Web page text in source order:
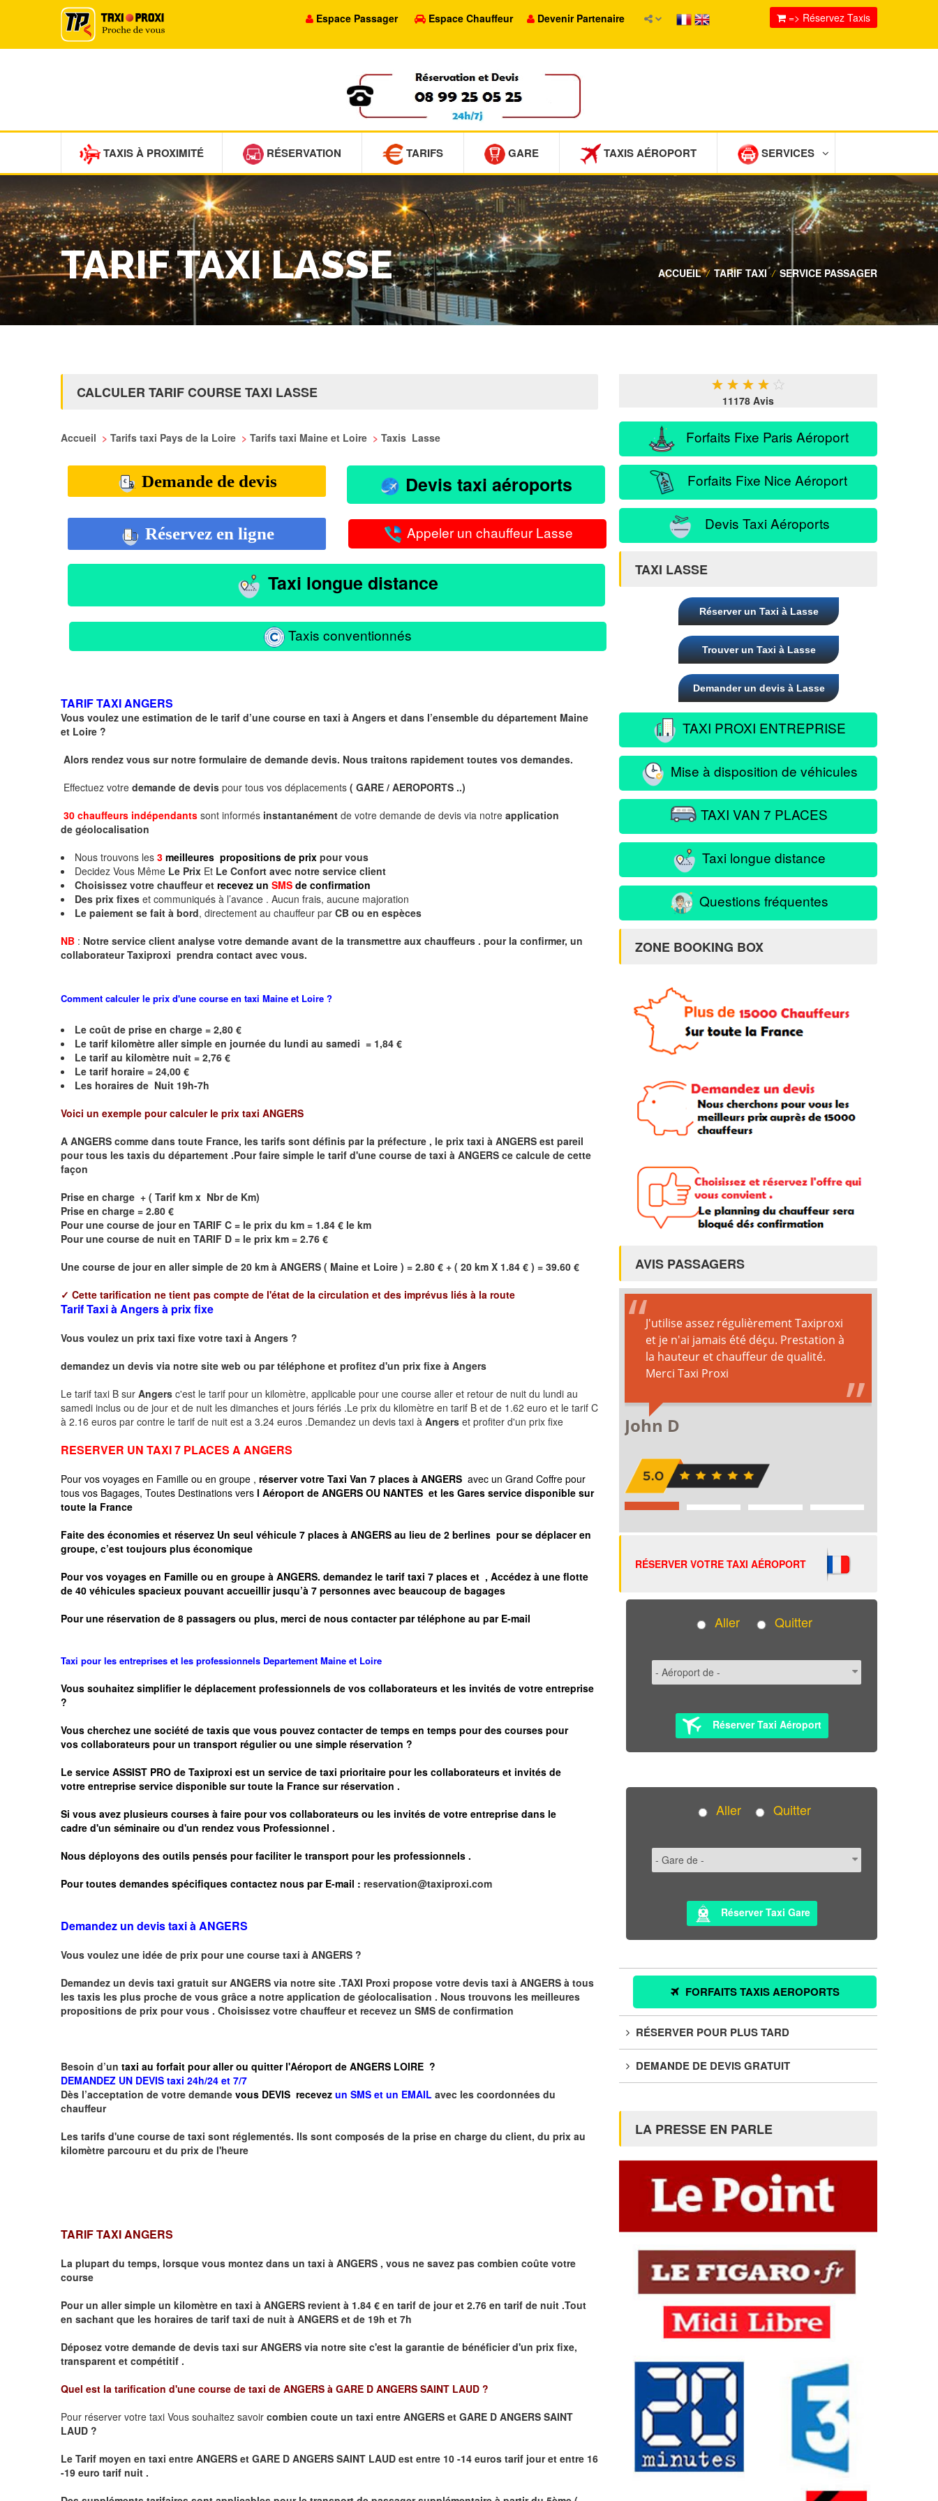
Espace Passager Espace Chauffeur Devenir Partenaire => Réservez Taxis
TAXIS À PROXIMITÉ RÉSERVATION TARIFS GARE TAXIS AÉROPORT SERVICES
TARIF TAXI LASSE ACCUEIL / TARIF TAXI / SERVICE PASSAGER
CALCULER TARIF COURSE TAXI LASSE
Accueil > Tarifs taxi Pays de la Loire > Tarifs taxi Maine et Loire > Taxis Lasse
Demande de devis Devis taxi aéroports
Réservez en ligne Appeler un chauffeur Lasse
Taxi longue distance
Taxis conventionnés
TARIF TAXI ANGERS
Vous voulez une estimation de le tarif d’une course en taxi à Angers et dans l’ensemble du département Maine
et Loire ?
Alors rendez vous sur notre formulaire de demande devis. Nous traitons rapidement toutes vos demandes.
Effectuez votre demande de devis pour tous vos déplacements ( GARE / AEROPORTS ..)
30 chauffeurs indépendants sont informés instantanément de votre demande de devis via notre application
de géolocalisation
Nous trouvons les 3 meilleures propositions de prix pour vous
Decidez Vous Même Le Prix Et Le Confort avec notre service client
Choisissez votre chauffeur et recevez un SMS de confirmation
Des prix fixes et communiqués à l’avance . Aucun frais, aucune majoration
Le paiement se fait à bord, directement au chauffeur par CB ou en espèces
NB : Notre service client analyse votre demande avant de la transmettre aux chauffeurs . pour la confirmer, un
collaborateur Taxiproxi prendra contact avec vous.
Comment calculer le prix d'une course en taxi Maine et Loire ?
Le coût de prise en charge = 2,80 €
Le tarif kilomètre aller simple en journée du lundi au samedi = 1,84 €
Le tarif au kilomètre nuit = 2,76 €
Le tarif horaire = 24,00 €
Les horaires de Nuit 19h-7h
Voici un exemple pour calculer le prix taxi ANGERS
A ANGERS comme dans toute France, les tarifs sont définis par la préfecture , le prix taxi à ANGERS est pareil
pour tous les taxis du département .Pour faire simple le tarif d'une course de taxi à ANGERS ce calcule de cette
façon
Prise en charge + ( Tarif km x Nbr de Km)
Prise en charge = 2.80 €
Pour une course de jour en TARIF C = le prix du km = 1.84 € le km
Pour une course de nuit en TARIF D = le prix km = 2.76 €
Une course de jour en aller simple de 20 km à ANGERS ( Maine et Loire ) = 2.80 € + ( 20 km X 1.84 € ) = 39.60 €
✓ Cette tarification ne tient pas compte de l'état de la circulation et des imprévus liés à la route
Tarif Taxi à Angers à prix fixe
Vous voulez un prix taxi fixe votre taxi à Angers ?
demandez un devis via notre site web ou par téléphone et profitez d'un prix fixe à Angers
Le tarif taxi B sur Angers c'est le tarif pour un kilomètre, applicable pour une course aller et retour de nuit du lundi au
samedi inclus ou de jour et de nuit les dimanches et jours fériés .Le prix du kilomètre en tarif B et de 1.62 euro et le tarif C
à 2.16 euros par contre le tarif de nuit est a 3.24 euros .Demandez un devis taxi à Angers et profiter d'un prix fixe
RESERVER UN TAXI 7 PLACES A ANGERS
Pour vos voyages en Famille ou en groupe , réserver votre Taxi Van 7 places à ANGERS avec un Grand Coffre pour
tous vos Bagages, Toutes Destinations vers l Aéroport de ANGERS OU NANTES et les Gares service disponible sur
toute la France
Faite des économies et réservez Un seul véhicule 7 places à ANGERS au lieu de 2 berlines pour se déplacer en
groupe, c’est toujours plus économique
Pour vos voyages en Famille ou en groupe à ANGERS. demandez le tarif taxi 7 places et , Accédez à une flotte
de 40 véhicules spacieux pouvant accueillir jusqu’à 7 personnes avec beaucoup de bagages
Pour une réservation de 8 passagers ou plus, merci de nous contacter par téléphone au par E-mail
Taxi pour les entreprises et les professionnels Departement Maine et Loire
Vous souhaitez simplifier le déplacement professionnels de vos collaborateurs et les invités de votre entreprise
?
Vous cherchez une société de taxis que vous pouvez contacter de temps en temps pour des courses pour
vos collaborateurs pour un transport régulierou une simple réservation ?
Le service ASSIST PRO de Taxiproxi est un service de taxi prioritaire pour les collaborateurs et invités de
votre entreprise service disponible sur toute la France sur réservation .
Si vous avez plusieurs courses à faire pour vos collaborateurs ou les invités de votre entreprise dans le
cadre d'un séminaire ou d'un rendez vous Professionnel .
Nous déployons des outils pensés pour faciliter le transport pour les professionnels .
Pour toutes demandes spécifiques contactez nous par E-mail : reservation@taxiproxi.com
Demandez un devis taxi à ANGERS
Vous voulez une idée de prix pour une course taxi à ANGERS ?
Demandez un devis taxi gratuit surANGERS via notre site .TAXI Proxi propose votre devis taxi à ANGERS à tous
les taxis les plus proche de vous grâce a notre application de géolocalisation . Nous trouvons les meilleures
propositions de prix pour vous . Choisissez votre chauffeur et recevez un SMS de confirmation
Besoin d’un taxi au forfait pour aller ou quitter l'Aéroport de ANGERS LOIRE ?
DEMANDEZ UN DEVIS taxi 24h/24 et 7/7
Dès l’acceptation de votre demande vous DEVIS recevez un SMS et un EMAIL avec les coordonnées du
chauffeur
Les tarifs d'une course de taxi sont réglementés. Ils sont composés de la prise en charge du client, du prix au
kilomètre parcouru et du prix de l'heure
TARIF TAXI ANGERS
La plupart du temps, lorsque vous montez dans un taxi à ANGERS , vous ne savez pas combien coûte votre
course
Pour un aller simple un kilomètre en taxi à ANGERS revient à 1.84 € en tarif de jour et 2.76 en tarif de nuit .Tout
en sachant que les horaires de tarif taxi de nuit à ANGERS et de 19h et 7h
Déposez votre demande de devis taxi surANGERS via notre site c'est la garantie de bénéficier d'un prix fixe,
transparent et compétitif .
Quel est la tarification d'une course de taxi de ANGERS à GARE D ANGERS SAINT LAUD ?
Pour réserver votre taxi Vous souhaitez savoir combien coute un taxi entre ANGERS et GARE D ANGERS SAINT
LAUD ?
Le Tarif moyen en taxi entre ANGERS et GARE D ANGERS SAINT LAUD est entre 10 -14 euros tarif jour et entre 16
-19 euro tarif nuit .
★ ★ ★ ★ ★
11178 Avis
Forfaits Fixe Paris Aéroport
Forfaits Fixe Nice Aéroport
Devis Taxi Aéroports
TAXI LASSE
Réserver un Taxi à Lasse
Trouver un Taxi à Lasse
Demander un devis à Lasse
TAXI PROXI ENTREPRISE
Mise à disposition de véhicules
TAXI VAN 7 PLACES
Taxi longue distance
Questions fréquentes
ZONE BOOKING BOX
AVIS PASSAGERS
RÉSERVER VOTRE TAXI AÉROPORT
Aller Quitter
Réserver Taxi Aéroport
Aller Quitter
Réserver Taxi Gare
FORFAITS TAXIS AEROPORTS
RÉSERVER POUR PLUS TARD
DEMANDE DE DEVIS GRATUIT
LA PRESSE EN PARLE